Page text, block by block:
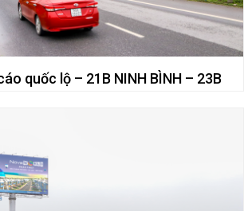
quốc lộ – 21B NINH BÌNH – 23B